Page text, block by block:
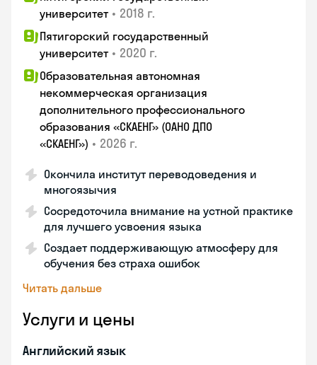
университет • 2018 г.
Пятигорский государственный
университет • 2020 г.
Образовательная автономная
некоммерческая организация
дополнительного профессионального
образования «СКАЕНГ» (ОАНО ДПО
«СКАЕНГ») • 2026 г.
Окончила институт переводоведения и
многоязычия
Сосредоточила внимание на устной практике
для лучшего усвоения языка
Создает поддерживающую атмосферу для
обучения без страха ошибок
Читать дальше
Услуги и цены
Английский язык